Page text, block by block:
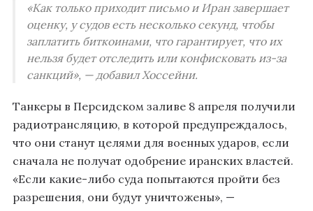
«Как только приходит письмо и Иран завершает
оценку, у судов есть несколько секунд, чтобы
заплатить биткоинами, что гарантирует, что их
нельзя будет отследить или конфисковать из-за
санкций», — добавил Хоссейни.
Танкеры в Персидском заливе 8 апреля получили
радиотрансляцию, в которой предупреждалось,
что они станут целями для военных ударов, если
сначала не получат одобрение иранских властей.
«Если какие-либо суда попытаются пройти без
разрешения, они будут уничтожены», —